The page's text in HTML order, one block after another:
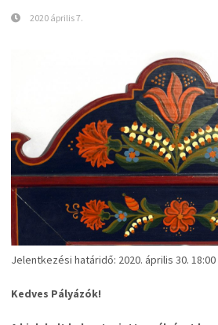
2020 április 7.
Jelentkezési határidő: 2020. április 30. 18:00
Kedves Pályázók!